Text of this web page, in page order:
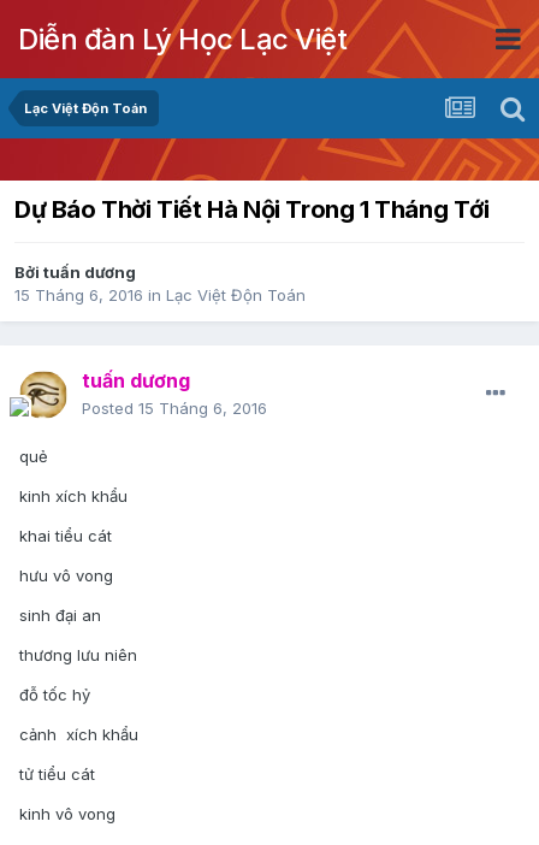
Diễn đàn Lý Học Lạc Việt
Lạc Việt Độn Toán
Dự Báo Thời Tiết Hà Nội Trong 1 Tháng Tới
Bởi tuấn dương
15 Tháng 6, 2016 in Lạc Việt Độn Toán
tuấn dương
Posted 15 Tháng 6, 2016
quẻ
kinh xích khẩu
khai tiểu cát
hưu vô vong
sinh đại an
thương lưu niên
đỗ tốc hỷ
cảnh xích khẩu
tử tiểu cát
kinh vô vong